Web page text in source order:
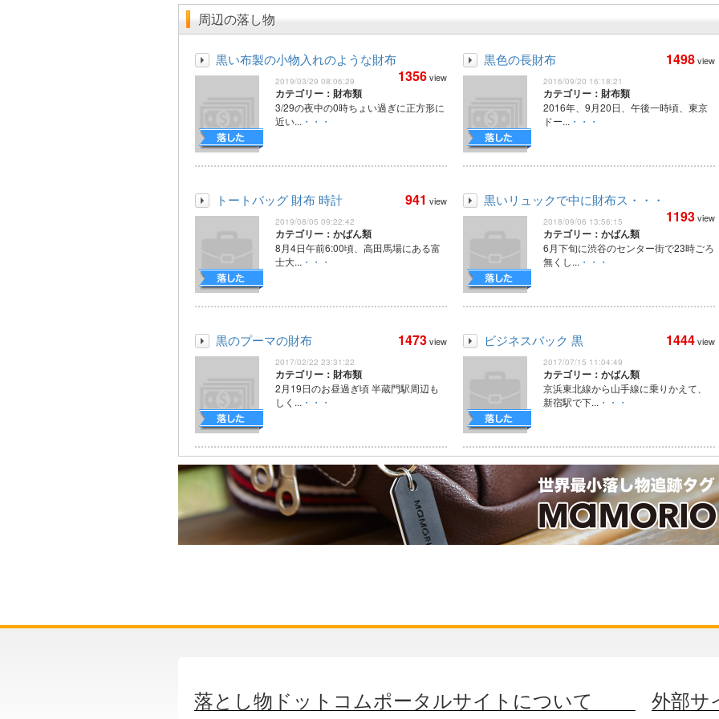
周辺の落し物
黒い布製の小物入れのような財布
1356view
2019/03/29 08:06:29
カテゴリー：財布類
3/29の夜中の0時ちょい過ぎに正方形に
近い... ・・・
黒色の長財布 1498view
2016/09/20 16:18:21
カテゴリー：財布類
2016年、9月20日、午後一時頃、東京
ドー... ・・・
トートバッグ 財布 時計 941 view
2019/08/05 09:22:42
カテゴリー：かばん類
8月4日午前6:00頃、高田馬場にある富
士大... ・・・
黒いリュックで中に財布ス・・・
1193view
2018/09/06 13:56:15
カテゴリー：かばん類
6月下旬に渋谷のセンター街で23時ごろ
無くし... ・・・
黒のプーマの財布 1473view
2017/02/22 23:31:22
カテゴリー：財布類
2月19日のお昼過ぎ頃 半蔵門駅周辺も
しく... ・・・
ビジネスバック 黒 1444view
2017/07/15 11:04:49
カテゴリー：かばん類
京浜東北線から山手線に乗りかえて、
新宿駅で下... ・・・
落とし物ドットコムポータルサイトについて 外部サ